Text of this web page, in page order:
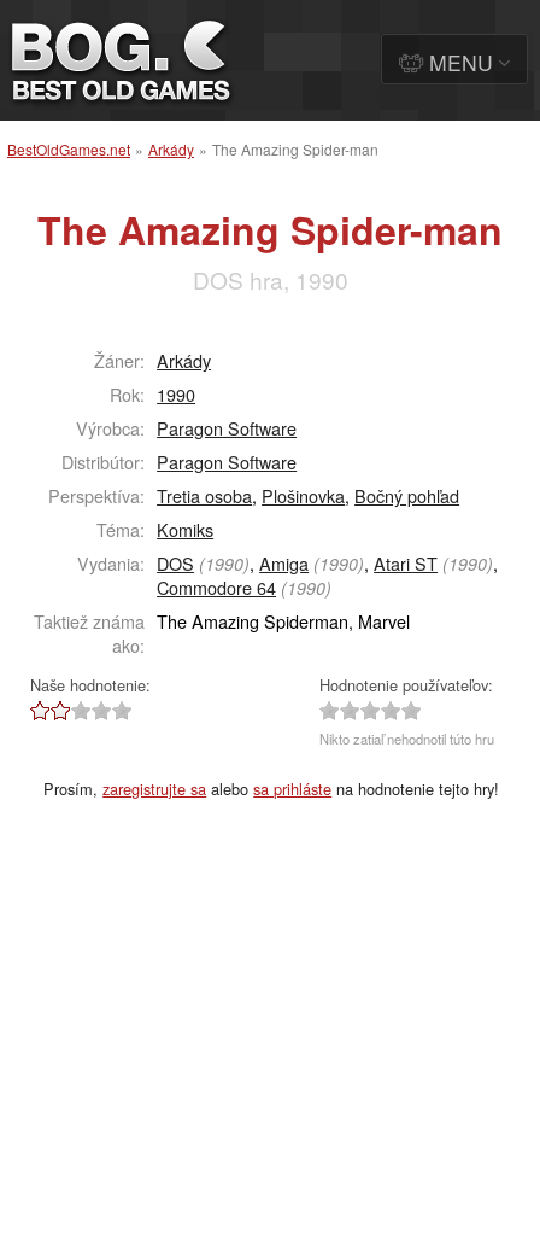
BestOldGames.net » Arkády » The Amazing Spider-man
The Amazing Spider-man
DOS hra, 1990
Žáner: Arkády
Rok: 1990
Výrobca: Paragon Software
Distribútor: Paragon Software
Perspektíva: Tretia osoba, Plošinovka, Bočný pohľad
Téma: Komiks
Vydania: DOS (1990),Amiga (1990),Atari ST (1990),
Commodore 64 (1990)
Taktiež známa
ako:
The Amazing Spiderman, Marvel
Naše hodnotenie: Hodnotenie používateľov:
Nikto zatiaľ nehodnotil túto hru
Prosím,zaregistrujte sa alebosa prihláste na hodnotenie tejto hry!
MENU